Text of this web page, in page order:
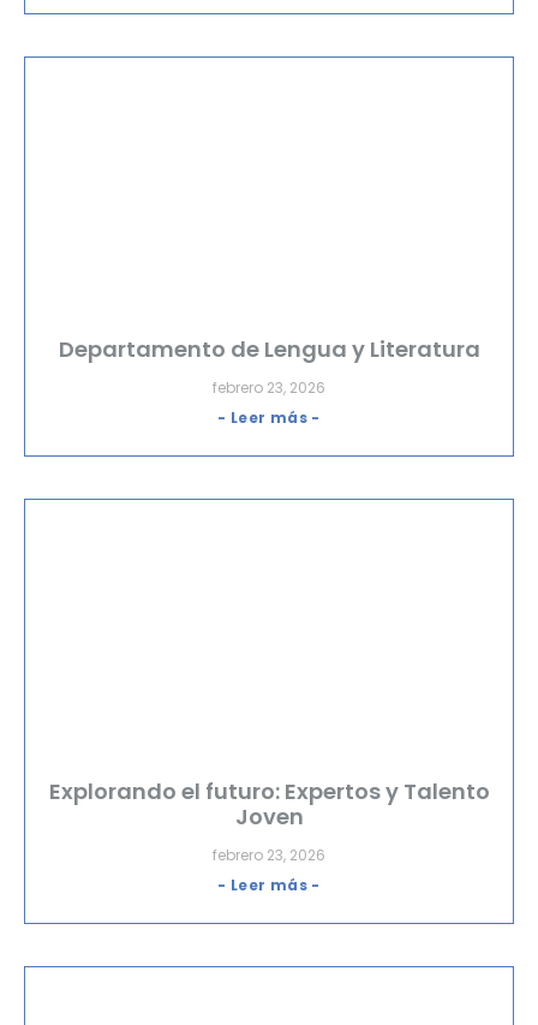
Departamento de Lengua y Literatura
febrero 23, 2026
- Leer más -
Explorando el futuro: Expertos y Talento
Joven
febrero 23, 2026
- Leer más -